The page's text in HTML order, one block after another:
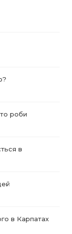
роби
в
в Карпатах